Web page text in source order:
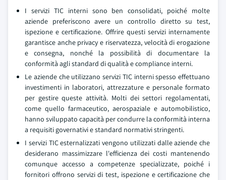
I servizi TIC interni sono ben consolidati, poiché molte
aziende preferiscono avere un controllo diretto su test,
ispezione e certificazione. Offrire questi servizi internamente
garantisce anche privacy e riservatezza, velocità di erogazione
e consegna, nonché la possibilità di documentare la
conformità agli standard di qualità e compliance interni.
Le aziende che utilizzano servizi TIC interni spesso effettuano
investimenti in laboratori, attrezzature e personale formato
per gestire queste attività. Molti dei settori regolamentati,
come quello farmaceutico, aerospaziale e automobilistico,
hanno sviluppato capacità per condurre la conformità interna
a requisiti governativi e standard normativi stringenti.
I servizi TIC esternalizzati vengono utilizzati dalle aziende che
desiderano massimizzare l'efficienza dei costi mantenendo
comunque accesso a competenze specializzate, poiché i
fornitori offrono servizi di test, ispezione e certificazione che